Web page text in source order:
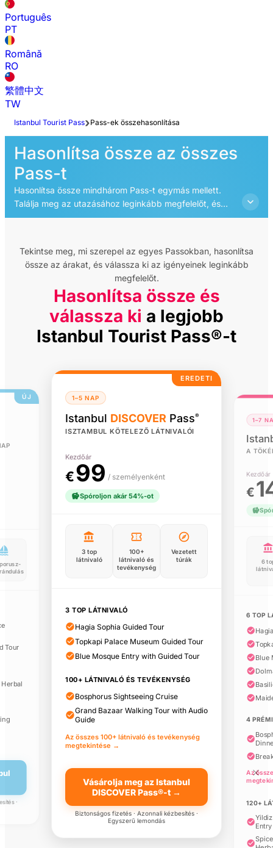
Português
PT
Română
RO
繁體中文
TW
Istanbul Tourist Pass Pass-ek összehasonlítása
Hasonlítsa össze az összes
Pass-t
Hasonlítsa össze mindhárom Pass-t egymás mellett.
Találja meg az utazásához leginkább megfelelőt, és
kezdjen el spórolni már az érkezés pillanatától.
Tekintse meg, mi szerepel az egyes Passokban, hasonlítsa
össze az árakat, és válassza ki az igényeinek leginkább
megfelelőt.
Hasonlítsa össze és
válassza ki a legjobb
Istanbul Tourist Pass®-t
ÚJ
Tour
·
EREDETI
1–5 NAP
Istanbul DISCOVER Pass®
ISZTAMBUL KÖTELEZŐ LÁTNIVALÓI
Kezdőár
€99 / személyenként
Spóroljon akár 54%-ot
3 top
látnivaló
100+
látnivaló és
tevékenység
Vezetett
túrák
3 TOP LÁTNIVALÓ
Hagia Sophia Guided Tour
Topkapi Palace Museum Guided Tour
Blue Mosque Entry with Guided Tour
100+ LÁTNIVALÓ ÉS TEVÉKENYSÉG
Bosphorus Sightseeing Cruise
Grand Bazaar Walking Tour with Audio
Guide
Az összes 100+ látnivaló és tevékenység
megtekintése →
100+ látnivaló és
tevékenység
×
Yıldız Sarayı Bilet
Sırasını Atla Girişi ve
Sesli Rehber
Isztambul legendái élő
Belépőjegy a Forgó
Dervisek előadására az
Abud Efendi-kúriában
Vásárolja meg az Istanbul
DISCOVER Pass®-t →
Biztonságos fizetés · Azonnali kézbesítés ·
Egyszerű lemondás
1–7
A
Kezdőár
€
6
6 TOP
Blue
4
Az
4
120+
Entry